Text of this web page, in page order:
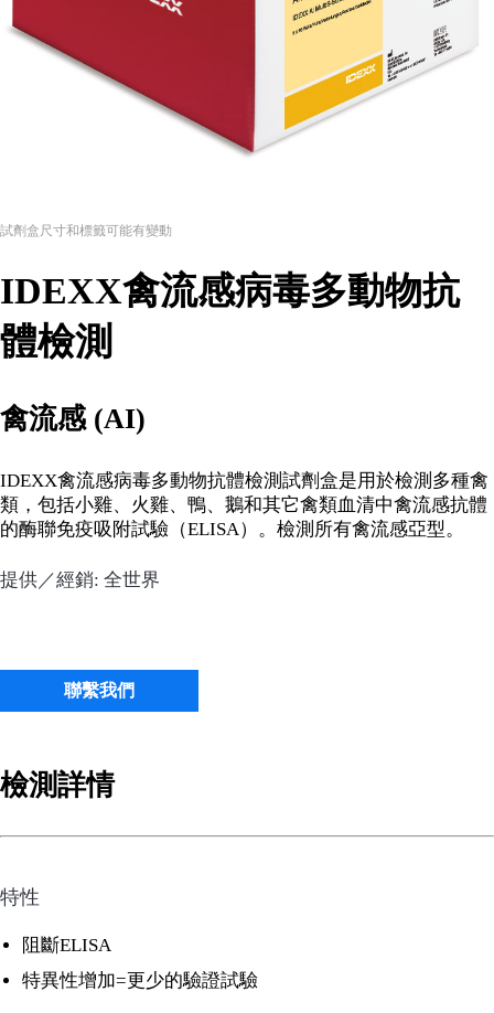
試劑盒尺寸和標籤可能有變動
IDEXX禽流感病毒多動物抗
體檢測
禽流感 (AI)
IDEXX禽流感病毒多動物抗體檢測試劑盒是用於檢測多種禽
類，包括小雞、火雞、鴨、鵝和其它禽類血清中禽流感抗體
的酶聯免疫吸附試驗（ELISA）。檢測所有禽流感亞型。
提供／經銷: 全世界
聯繫我們
檢測詳情
特性
阻斷ELISA
特異性增加=更少的驗證試驗